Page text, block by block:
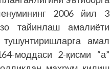
2006 йил 3
тайинлаш амалиёти
амал
моддаси 2-қисми “а”